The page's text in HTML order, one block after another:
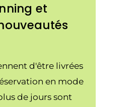
et
d'être livrées
en mode
de jours sont